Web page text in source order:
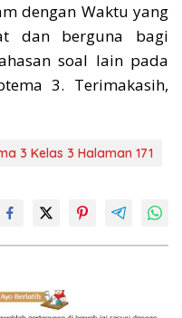
dengan Waktu yang
dan berguna bagi
soal lain pada
3. Terimakasih,
3 Kelas 3 Halaman 171